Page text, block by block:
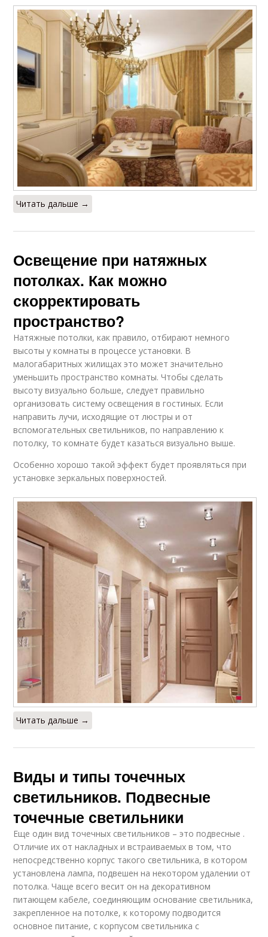
Читать дальше →
Освещение при натяжных
потолках. Как можно
скорректировать
пространство?
Натяжные потолки, как правило, отбирают немного
высоты у комнаты в процессе установки. В
малогабаритных жилищах это может значительно
уменьшить пространство комнаты. Чтобы сделать
высоту визуально больше, следует правильно
организовать систему освещения в гостиных. Если
направить лучи, исходящие от люстры и от
вспомогательных светильников, по направлению к
потолку, то комнате будет казаться визуально выше.
Особенно хорошо такой эффект будет проявляться при
установке зеркальных поверхностей.
Читать дальше →
Виды и типы точечных
светильников. Подвесные
точечные светильники
Еще один вид точечных светильников – это подвесные .
Отличие их от накладных и встраиваемых в том, что
непосредственно корпус такого светильника, в котором
установлена лампа, подвешен на некотором удалении от
потолка. Чаще всего весит он на декоративном
питающем кабеле, соединяющим основание светильника,
закрепленное на потолке, к которому подводится
основное питание, с корпусом светильника с